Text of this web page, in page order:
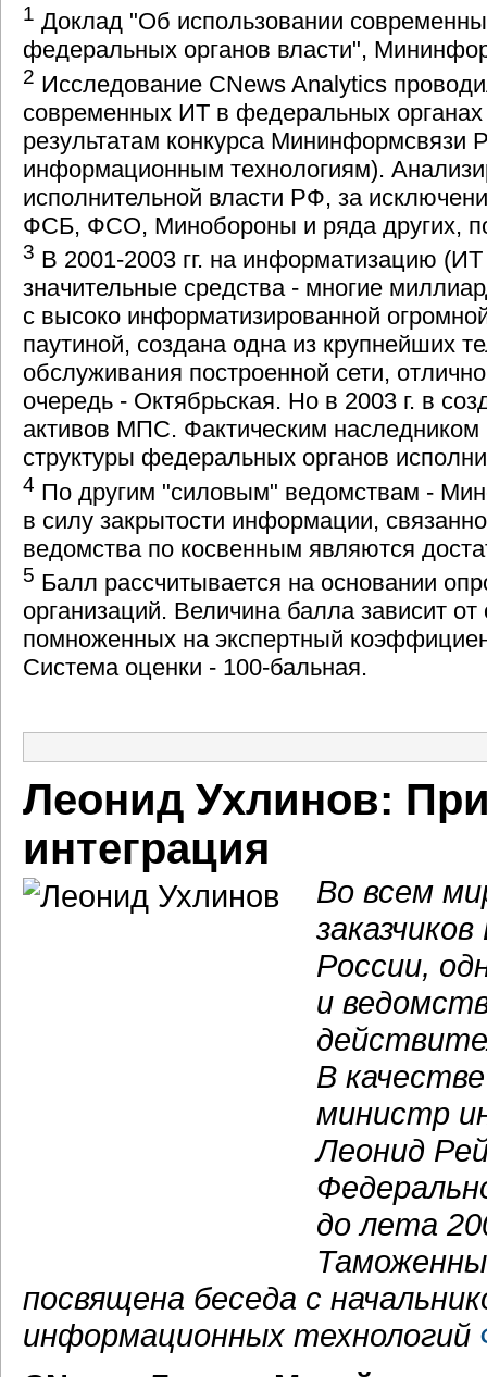
1 Доклад "Об использовании
федеральных органов власти",
2 Исследование CNews Analytics
современных ИТ в федеральных
результатам конкурса Мининформсвязи
информационным технологиям).
исполнительной власти РФ, за
ФСБ, ФСО, Минобороны и ряда других,
3 В 2001-2003 гг. на информатизацию
значительные средства - многие
с высоко информатизированной
паутиной, создана одна из крупнейших
обслуживания построенной сети,
очередь - Октябрьская. Но в 2003 г. в
активов МПС. Фактическим
структуры федеральных органов
4 По другим "силовым" ведомствам -
в силу закрытости информации,
ведомства по косвенным являются
5 Балл рассчитывается на основании
организаций. Величина балла зависит
помноженных на экспертный
Система оценки - 100-бальная.
Леонид Ухлинов:
интеграция
Во всем
заказчиков
России,
и
В
министр
Леонид
до лета
посвящена беседа с
информационных технологий